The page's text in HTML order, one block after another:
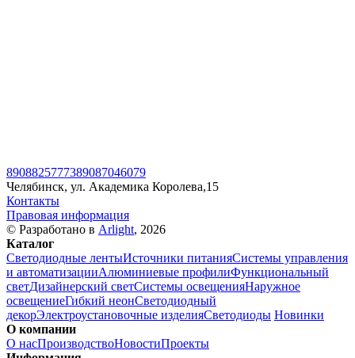
8908825777389087046079
Челябинск, ул. Академика Королева,15
Контакты
Правовая информация
© Разработано в Arlight, 2026
Каталог
Светодиодные лентыИсточники питанияСистемы управления
и автоматизацииАлюминиевые профилиФункциональный
светДизайнерский светСистемы освещенияНаружное
освещениеГибкий неонСветодиодный
декорЭлектроустановочные изделияСветодиоды Новинки
О компании
О насПроизводствоНовостиПроекты